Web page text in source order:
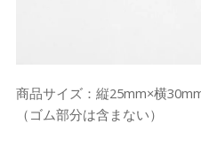
商品サイズ：縦25mm×横
（ゴム部分は含まない）